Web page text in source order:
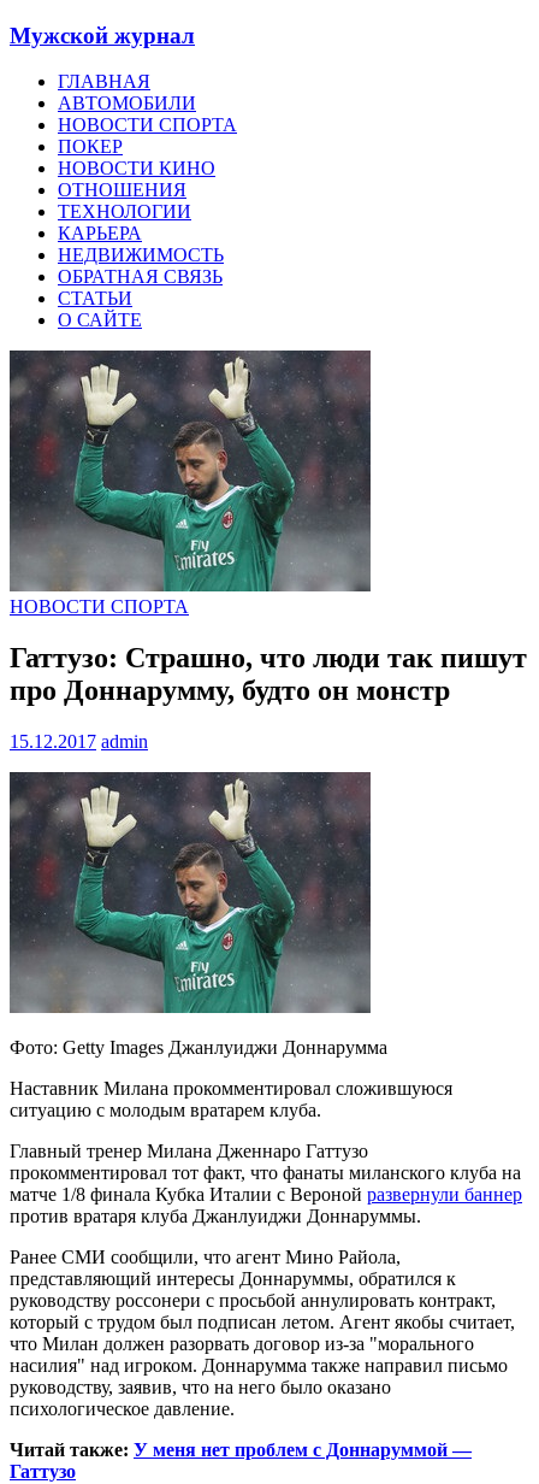
Мужской журнал
ГЛАВНАЯ
АВТОМОБИЛИ
НОВОСТИ СПОРТА
ПОКЕР
НОВОСТИ КИНО
ОТНОШЕНИЯ
ТЕХНОЛОГИИ
КАРЬЕРА
НЕДВИЖИМОСТЬ
ОБРАТНАЯ СВЯЗЬ
СТАТЬИ
О САЙТЕ
НОВОСТИ СПОРТА
Гаттузо: Cтрашно, что люди так пишут
про Доннарумму, будто он монстр
15.12.2017 admin
Фото: Getty Images Джанлуиджи Доннарумма
Наставник Милана прокомментировал сложившуюся
ситуацию с молодым вратарем клуба.
Главный тренер Милана Дженнаро Гаттузо
прокомментировал тот факт, что фанаты миланского клуба на
матче 1/8 финала Кубка Италии с Вероной развернули баннер
против вратаря клуба Джанлуиджи Доннаруммы.
Ранее СМИ сообщили, что агент Мино Райола,
представляющий интересы Доннаруммы, обратился к
руководству россонери с просьбой аннулировать контракт,
который с трудом был подписан летом. Агент якобы считает,
что Милан должен разорвать договор из-за "морального
насилия" над игроком. Доннарумма также направил письмо
руководству, заявив, что на него было оказано
психологическое давление.
Читай также: У меня нет проблем с Доннаруммой —
Гаттузо